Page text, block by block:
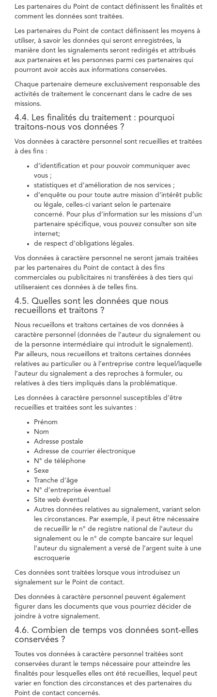
Les partenaires du Point de contact définissent les finalités et
comment les données sont traitées.
Les partenaires du Point de contact définissent les moyens à
utiliser, à savoir les données qui seront enregistrées, la
manière dont les signalements seront redirigés et attribués
aux partenaires et les personnes parmi ces partenaires qui
pourront avoir accès aux informations conservées.
Chaque partenaire demeure exclusivement responsable des
activités de traitement le concernant dans le cadre de ses
missions.
4.4. Les finalités du traitement : pourquoi
traitons-nous vos données ?
Vos données à caractère personnel sont recueillies et traitées
à des fins :
d’identification et pour pouvoir communiquer avec
vous ;
statistiques et d’amélioration de nos services ;
d’enquête ou pour toute autre mission d’intérêt public
ou légale, celles-ci variant selon le partenaire
concerné. Pour plus d’information sur les missions d’un
partenaire spécifique, vous pouvez consulter son site
internet;
de respect d’obligations légales.
Vos données à caractère personnel ne seront jamais traitées
par les partenaires du Point de contact à des fins
commerciales ou publicitaires ni transférées à des tiers qui
utiliseraient ces données à de telles fins.
4.5. Quelles sont les données que nous
recueillons et traitons ?
Nous recueillons et traitons certaines de vos données à
caractère personnel (données de l’auteur du signalement ou
de la personne intermédiaire qui introduit le signalement).
Par ailleurs, nous recueillons et traitons certaines données
relatives au particulier ou à l’entreprise contre lequel/laquelle
l’auteur du signalement a des reproches à formuler, ou
relatives à des tiers impliqués dans la problématique.
Les données à caractère personnel susceptibles d’être
recueillies et traitées sont les suivantes :
Prénom
Nom
Adresse postale
Adresse de courrier électronique
N° de téléphone
Sexe
Tranche d’âge
N° d’entreprise éventuel
Site web éventuel
Autres données relatives au signalement, variant selon
les circonstances. Par exemple, il peut être nécessaire
de recueillir le n° de registre national de l’auteur du
signalement ou le n° de compte bancaire sur lequel
l’auteur du signalement a versé de l’argent suite à une
escroquerie
Ces données sont traitées lorsque vous introduisez un
signalement sur le Point de contact.
Des données à caractère personnel peuvent également
figurer dans les documents que vous pourriez décider de
joindre à votre signalement.
4.6. Combien de temps vos données sont-elles
conservées ?
Toutes vos données à caractère personnel traitées sont
conservées durant le temps nécessaire pour atteindre les
finalités pour lesquelles elles ont été recueillies, lequel peut
varier en fonction des circonstances et des partenaires du
Point de contact concernés.